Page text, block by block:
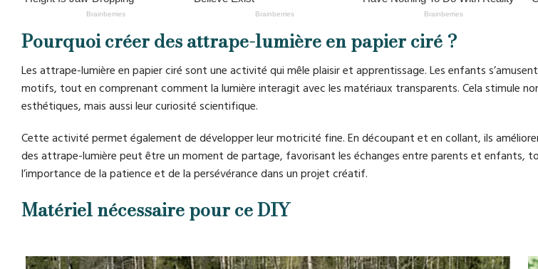
Pourquoi créer des attrape-lumière en papier ciré ?
Les attrape-lumière en papier ciré sont une activité qui mêle plaisir et apprentissage. Les enfants
motifs, tout en comprenant comment la lumière interagit avec les matériaux transparents. Cela stimule
esthétiques, mais aussi leur curiosité scientifique.
Cette activité permet également de développer leur motricité fine. En découpant et en collant, ils
des attrape-lumière peut être un moment de partage, favorisant les échanges entre parents et enfants,
l’importance de la patience et de la persévérance dans un projet créatif.
Matériel nécessaire pour ce DIY